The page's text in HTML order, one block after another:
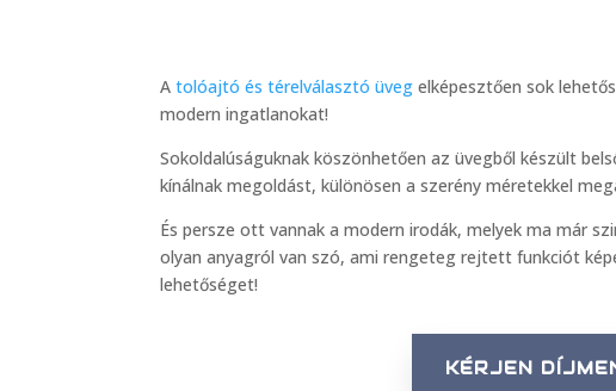
Atolóajtó és térelválasztó üveg elképesztően sok
modern ingatlanokat!
Sokoldalúságuknak köszönhetően az üvegből készült
kínálnak megoldást, különösen a szerény méretekkel
És persze ott vannak a modern irodák, melyek ma már
olyan anyagról van szó, ami rengeteg rejtett funkciót
lehetőséget!
KÉRJEN